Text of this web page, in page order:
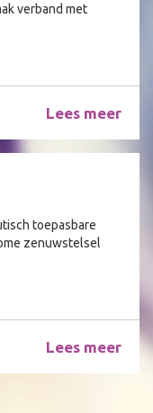
verband met
Lees meer
toepasbare
zenuwstelsel
Lees meer